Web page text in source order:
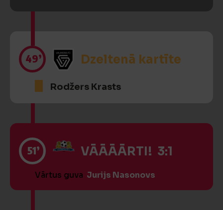
49’ Dzeltenā kartīte
Rodžers Krasts
51’ VĀĀĀĀRTI! 3:1
Vārtus guva Jurijs Nasonovs